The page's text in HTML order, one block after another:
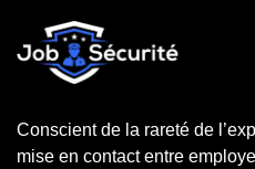
Conscient de la rareté de
mise en contact entre